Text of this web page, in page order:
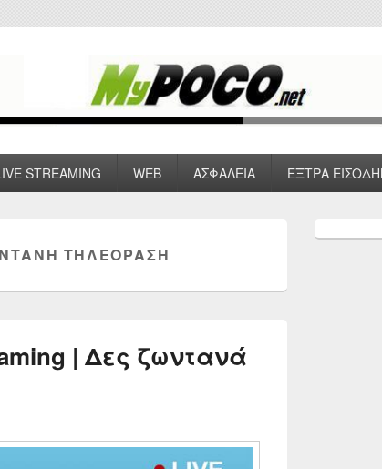
STREAMING WEB ΑΣΦΑΛΕΙΑ ΕΞΤΡΑ
ΤΗΛΕΌΡΑΣΗ
| Δες ζωντανά
Sidebar